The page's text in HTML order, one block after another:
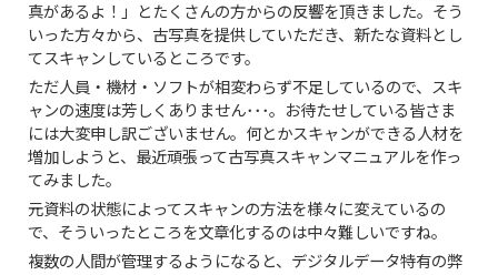
真があるよ！」とたくさんの方からの反響を頂きました。そう
いった方々から、古写真を提供していただき、新たな資料とし
てスキャンしているところです。
ただ人員・機材・ソフトが相変わらず不足しているので、スキ
ャンの速度は芳しくありません･･･。お待たせしている皆さま
には大変申し訳ございません。何とかスキャンができる人材を
増加しようと、最近頑張って古写真スキャンマニュアルを作っ
てみました。
元資料の状態によってスキャンの方法を様々に変えているの
で、そういったところを文章化するのは中々難しいですね。
複数の人間が管理するようになると、デジタルデータ特有の弊